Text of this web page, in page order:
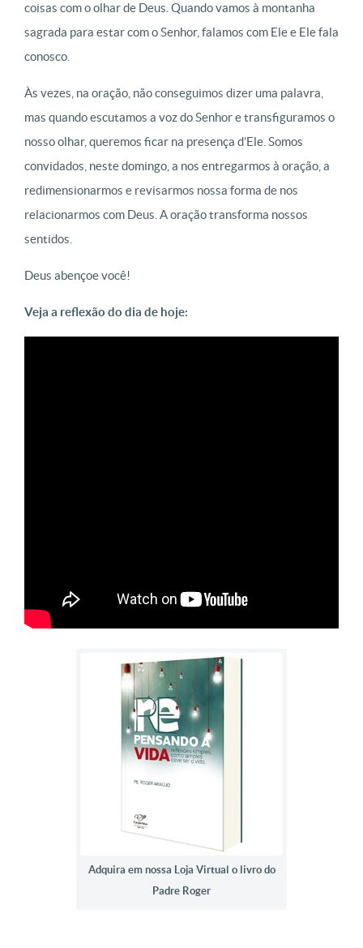
coisas com o olhar de Deus. Quando vamos à montanha
sagrada para estar com o Senhor, falamos com Ele e Ele fala
conosco.
Às vezes, na oração, não conseguimos dizer uma palavra,
mas quando escutamos a voz do Senhor e transfiguramos o
nosso olhar, queremos ficar na presença d’Ele. Somos
convidados, neste domingo, a nos entregarmos à oração, a
redimensionarmos e revisarmos nossa forma de nos
relacionarmos com Deus. A oração transforma nossos
sentidos.
Deus abençoe você!
Veja a reflexão do dia de hoje:
Adquira em nossa Loja Virtual o livro do
Padre Roger